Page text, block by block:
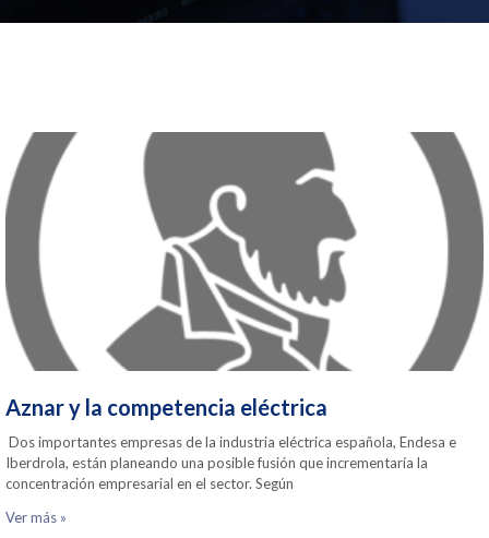
Aznar y la competencia eléctrica
Dos importantes empresas de la industria eléctrica española, Endesa e
Iberdrola, están planeando una posible fusión que incrementaría la
concentración empresarial en el sector. Según
Ver más »